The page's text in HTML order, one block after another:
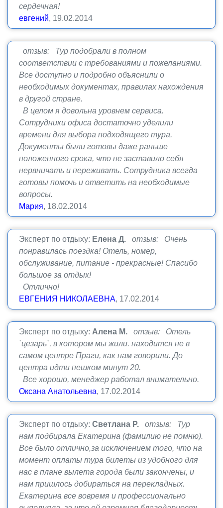
сердечная!
евгений, 19.02.2014
отзыв: Тур подобрали в полном
соответствии с требованиями и пожеланиями.
Все доступно и подробно объяснили о
необходимых документах, правилах нахождения
в другой стране.
В целом я довольна уровнем сервиса.
Сотрудники офиса достаточно уделили
времени для выбора подходящего тура.
Документы были готовы даже раньше
положенного срока, что не заставило себя
нервничать и переживать. Сотрудника всегда
готовы помочь и ответить на необходимые
вопросы.
Мария, 18.02.2014
Эксперт по отдыху: Елена Д.
отзыв: Очень
понравилась поездка! Отель, номер,
обслуживание, питание - прекрасные! Спасибо
большое за отдых!
Отлично!
ЕВГЕНИЯ НИКОЛАЕВНА, 17.02.2014
Эксперт по отдыху: Алена М.
отзыв: Отель
`цезарь`, в котором мы жили. находится не в
самом центре Праги, как нам говорили. До
центра идти пешком минут 20.
Все хорошо, менеджер работал внимательно.
Оксана Анатольевна, 17.02.2014
Эксперт по отдыху: Светлана Р.
отзыв: Тур
нам подбирала Екатерина (фамилию не помню).
Все было отлично,за исключением того, что на
момент оплаты тура билеты из удобного для
нас в плане вылета города были закончены, и
нам пришлось добираться на перекладных.
Екатерина все вовремя и профессионально